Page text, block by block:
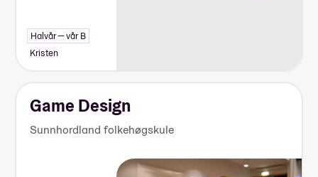
Halvår — vår B
Kristen
Game Design
Sunnhordland folkehøgskule